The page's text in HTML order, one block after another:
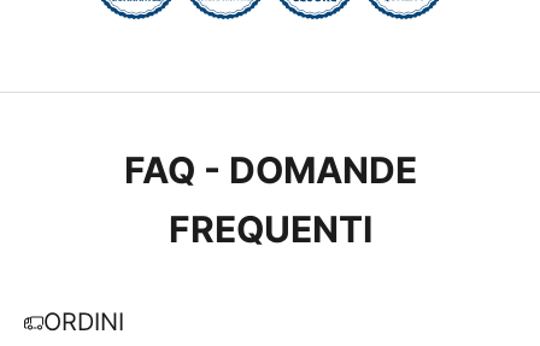
FAQ - DOMANDE
FREQUENTI
ORDINI